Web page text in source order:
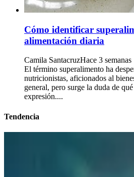
Cómo identificar
alimentación diaria
Camila SantacruzHace 3 semanas
El término superalimento ha
nutricionistas, aficionados al
general, pero surge la duda de
expresión....
Tendencia